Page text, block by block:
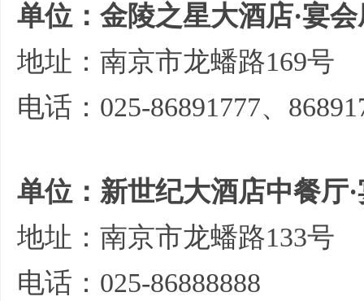
单位：金陵之星大酒店·宴会
地址：南京市龙蟠路169号
电话：025-86891777、
单位：新世纪大酒店中餐厅
地址：南京市龙蟠路133号
电话：025-86888888